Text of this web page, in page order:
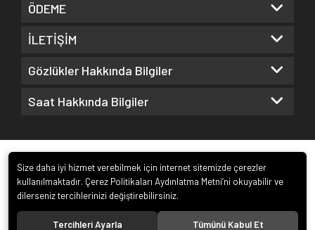
ÖDEME
İLETİŞİM
Gözlükler Hakkında Bilgiler
Saat Hakkında Bilgiler
Size daha iyi hizmet verebilmek için internet sitemizde çerezler
kullanılmaktadır. Çerez Politikaları Aydınlatma Metni’ni okuyabilir ve
dilerseniz tercihlerinizi değiştirebilirsiniz.
Tercihleri Ayarla Tümünü Kabul Et